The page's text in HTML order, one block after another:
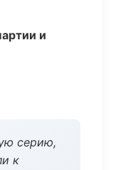
и
серию,
к